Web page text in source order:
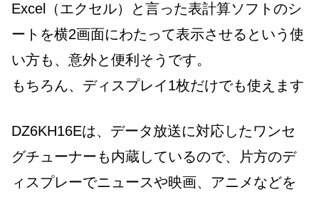
Excel（エクセル）と言った表計算ソフトのシ
ートを横2画面にわたって表示させるという使
い方も、意外と便利そうです。
もちろん、ディスプレイ1枚だけでも使えます
DZ6KH16Eは、データ放送に対応したワンセ
グチューナーも内蔵しているので、片方のデ
ィスプレーでニュースや映画、アニメなどを